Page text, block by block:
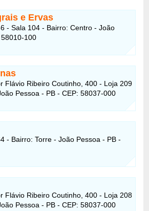
e Ervas
- Sala 104 - Bairro: Centro - João
100
Flávio Ribeiro Coutinho, 400 - Loja 209
Pessoa - PB - CEP: 58037-000
- Bairro: Torre - João Pessoa - PB -
Flávio Ribeiro Coutinho, 400 - Loja 208
Pessoa - PB - CEP: 58037-000